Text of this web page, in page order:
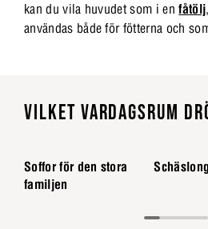
kan du vila huvudet som i enfåtölj
användas både för fötterna och
VILKET VARDAGSRUM
Soffor för den stora
familjen